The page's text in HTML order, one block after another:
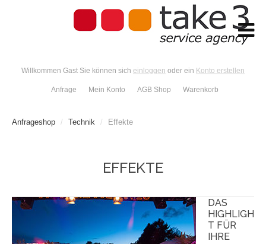
Willkommen Gast Sie können sich einloggen oder ein Konto erstellen
Anfrage Mein Konto AGB Shop Warenkorb
Anfrageshop / Technik / Effekte
EFFEKTE
DAS
HIGHLIGH
T FÜR
IHRE